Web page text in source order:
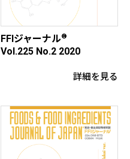
FFIジャーナル®
Vol.225 No.2 2020
詳細を見る